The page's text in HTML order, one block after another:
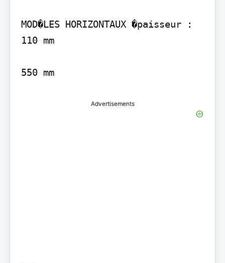
MOD�LES HORIZONTAUX �paisseur :
110 mm
550 mm
Advertisements